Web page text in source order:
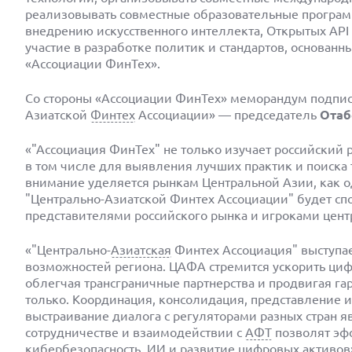
реализовывать совместные образовательные
внедрению искусственного интеллекта, Открытых
участие в разработке политик и стандартов,
«Ассоциации ФинТех».
Со стороны «Ассоциации ФинТех» меморандум
Азиатской Финтех Ассоциации» — председатель
«"Ассоциация ФинТех" не только изучает
в том числе для выявления лучших практик и
внимание уделяется рынкам Центральной Азии, как
"Центрально-Азиатской Финтех Ассоциации" будет
представителями российского рынка и игроками
«"Центрально-Азиатская Финтех Ассоциация"
возможностей региона. ЦАФА стремится ускорить
облегчая трансграничные партнерства и продвигая
только. Координация, консолидация, представление
выстраивание диалога с регуляторами разных
сотрудничестве и взаимодействии с АФТ позволят
кибербезопасность , ИИ и развитие цифровых